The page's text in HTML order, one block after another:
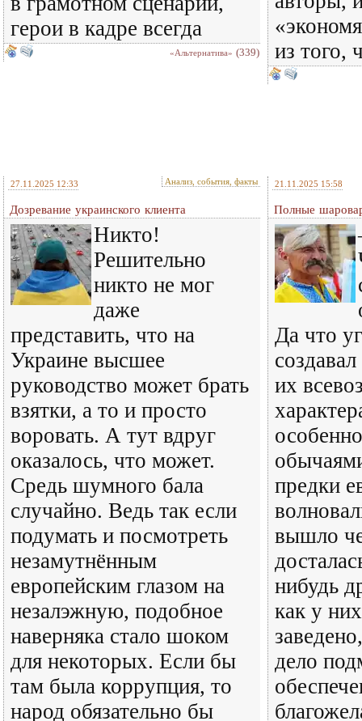
герои в кадре всегда
«Альтернатива» (339)
из того,
27.11.2025 12:33 Анализ, события, факты
Дозревание украинского клиента
Никто!
Решительно
никто не мог
даже
представить, что на
Украине высшее
руководство может брать
взятки, а то и просто
воровать. А тут вдруг
оказалось, что может.
Средь шумного бала
случайно. Ведь так если
подумать и посмотреть
незамутнённым
европейским глазом на
незалэжную, подобное
наверняка стало шоком
для некоторых. Если бы
там была коррупция, то
народ обязательно бы
21.11.2025 15:58
Полные
Да что
их
предки
вышло
нибудь
как у
дело